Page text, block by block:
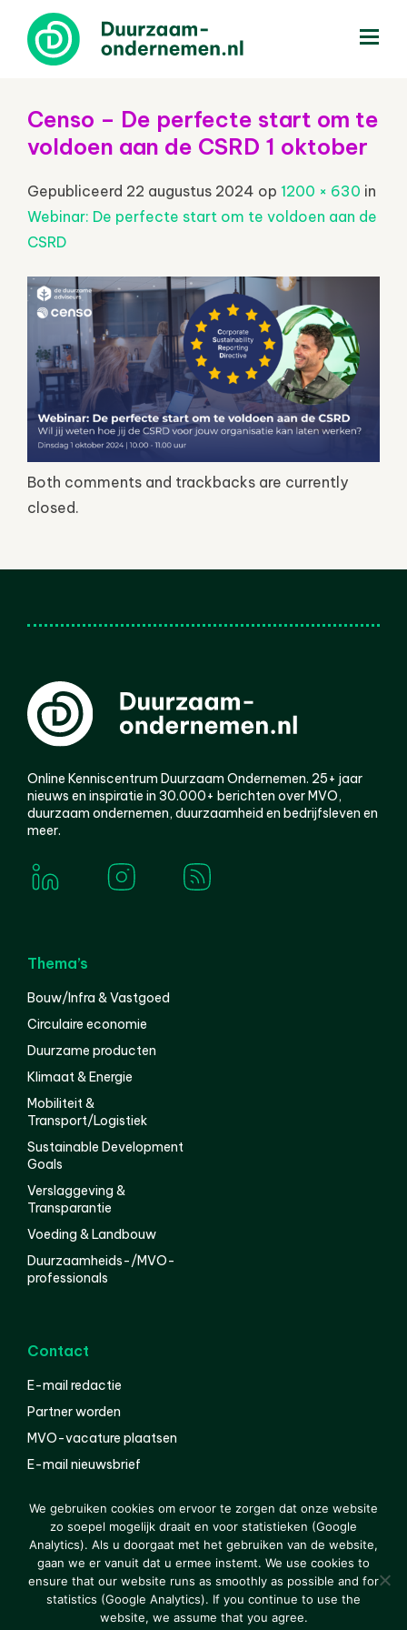
Censo – De perfecte start om te
voldoen aan de CSRD 1 oktober
Gepubliceerd 22 augustus 2024 op 1200 × 630 in
W​​​​​​​ebinar: De perfecte start om te voldoen aan de
CSRD
Both comments and trackbacks are currently
closed.
Online Kenniscentrum Duurzaam Ondernemen. 25+ jaar
nieuws en inspiratie in 30.000+ berichten over MVO,
duurzaam ondernemen, duurzaamheid en bedrijfsleven en
meer.
Thema’s
Bouw/Infra & Vastgoed
Circulaire economie
Duurzame producten
Klimaat & Energie
Mobiliteit &
Transport/Logistiek
Sustainable Development
Goals
Verslaggeving &
Transparantie
Voeding & Landbouw
Duurzaamheids-/MVO-
professionals
Contact
E-mail redactie
Partner worden
MVO-vacature plaatsen
E-mail nieuwsbrief
© 2000-2026 Van der Molen EIS Colofon
Disclaimer
Privacy
We gebruiken cookies om ervoor te zorgen dat onze website
zo soepel mogelijk draait en voor statistieken (Google
Analytics). Als u doorgaat met het gebruiken van de website,
gaan we er vanuit dat u ermee instemt. We use cookies to
ensure that our website runs as smoothly as possible and for
statistics (Google Analytics). If you continue to use the
website, we assume that you agree.